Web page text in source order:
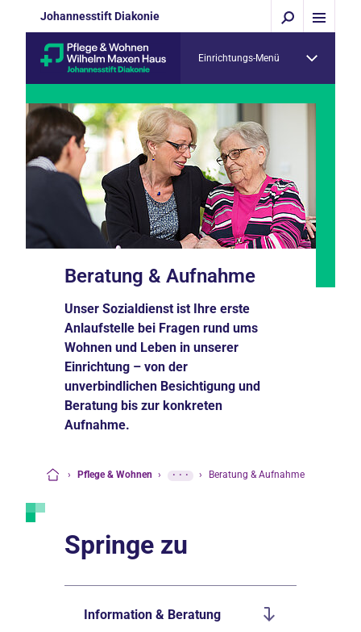
Johannesstift Diakonie
Einrichtungs-Menü
Beratung & Aufnahme
Unser Sozialdienst ist Ihre erste
Anlaufstelle bei Fragen rund ums
Wohnen und Leben in unserer
Einrichtung – von der
unverbindlichen Besichtigung und
Beratung bis zur konkreten
Aufnahme.
› Pflege & Wohnen › ··· › Beratung & Aufnahme
Springe zu
Information & Beratung